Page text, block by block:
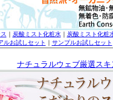
｜ 炭酸ミスト化粧水 ｜ 炭酸ミスト化粧
ルお試しセット ｜ サンプルお試しセット
ナチュラルウェブ厳選スキ